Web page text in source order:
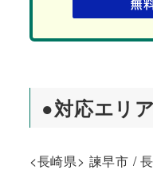
●対応エリア
<長崎県> 諫早市 /